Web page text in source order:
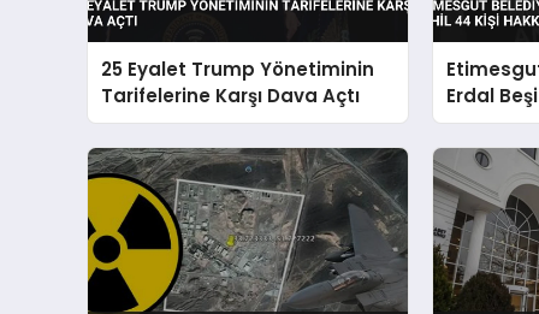
25 Eyalet Trump Yönetiminin
Tarifelerine Karşı Dava Açtı
Erdal